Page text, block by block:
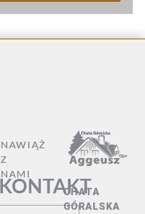
NAWIĄŻ
Z
NAMI
KONTAKT
CHATA
GÓRALSKA